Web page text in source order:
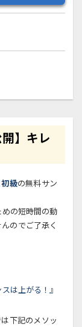
】キレ
級の無料サン
の短時間の動
のでご了承く
は上がる！』
下記のメソッ